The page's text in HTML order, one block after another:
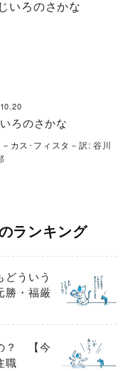
ろのさかな
カス･フィスタ－訳: 谷川
ランキング
どういう
勝・福厳
？ 【今
職